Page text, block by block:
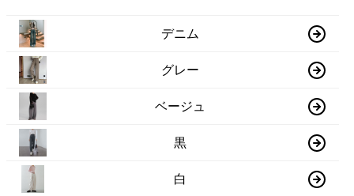
デニム
グレー
ベージュ
黒
白